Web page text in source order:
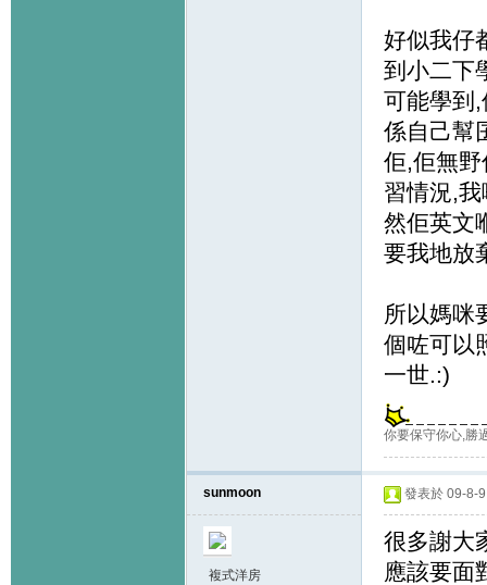
好似我仔
到小二下
可能學到
係自己幫
佢,佢無
習情況,
然佢英文
要我地放
所以媽咪
個咗可以
一世.:)
你要保守你心,勝
sunmoon
複式洋房
發表於 09-8-
很多謝大
應該要面